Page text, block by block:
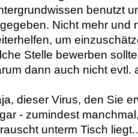
benutzt
Nicht mehr und
um
Stelle bewerben
dann auch nicht evtl.
dieser Virus, den Sie
- zumindest
unterm Tisch